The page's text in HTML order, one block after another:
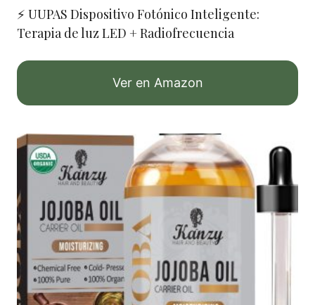
⚡ UUPAS Dispositivo Fotónico Inteligente:
Terapia de luz LED + Radiofrecuencia
Ver en Amazon